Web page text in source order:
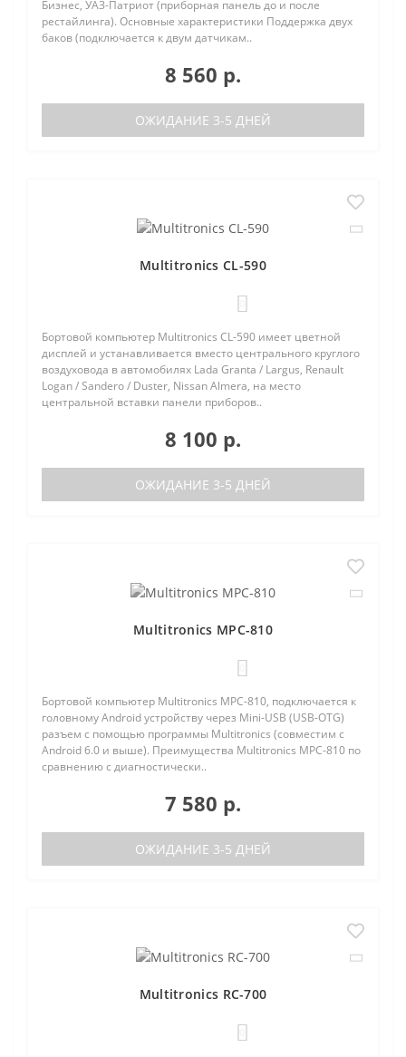
Бизнес, УАЗ-Патриот (приборная панель до и после
рестайлинга). Основные характеристики Поддержка двух
баков (подключается к двум датчикам..
8 560 р.
ОЖИДАНИЕ 3-5 ДНЕЙ
Multitronics CL-590
Бортовой компьютер Multitronics CL-590 имеет цветной
дисплей и устанавливается вместо центрального круглого
воздуховода в автомобилях Lada Granta / Largus, Renault
Logan / Sandero / Duster, Nissan Almera, на место
центральной вставки панели приборов..
8 100 р.
ОЖИДАНИЕ 3-5 ДНЕЙ
Multitronics MPC-810
Бортовой компьютер Multitronics MPC-810, подключается к
головному Android устройству через Mini-USB (USB-OTG)
разъем с помощью программы Multitronics (совместим с
Android 6.0 и выше). Преимущества Multitronics MPC-810 по
сравнению с диагностически..
7 580 р.
ОЖИДАНИЕ 3-5 ДНЕЙ
Multitronics RC-700